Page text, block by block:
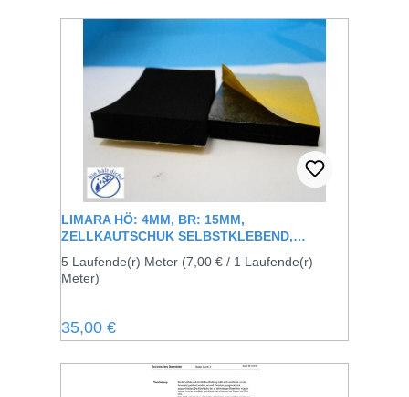
LIMARA HÖ: 4MM, BR: 15MM,
ZELLKAUTSCHUK SELBSTKLEBEND,
5 Laufende(r) Meter (7,00 € / 1 Laufende(r)
Meter)
Regulärer Preis:
35,00 €